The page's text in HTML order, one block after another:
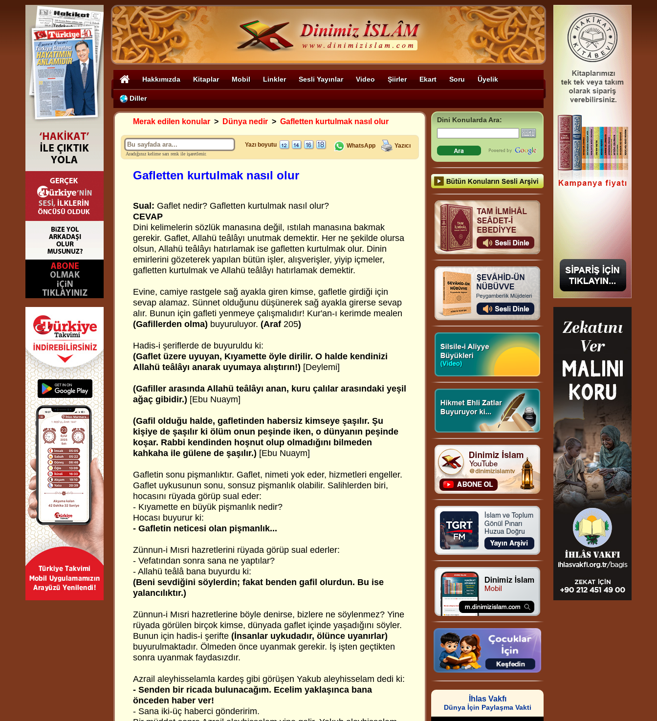
Hakkımızda Kitaplar Mobil Linkler Sesli Yayınlar Video Şiirler Ekart Soru Üyelik
Diller
Merak edilen konular > Dünya nedir > Gafletten kurtulmak nasıl olur
Aradığınız kelime sarı renk ile işaretlenir.
Yazı boyutu WhatsApp Yazıcı
Gafletten kurtulmak nasıl olur
Sual: Gaflet nedir? Gafletten kurtulmak nasıl olur?
CEVAP
Dini kelimelerin sözlük manasına değil, ıstılah manasına bakmak
gerekir. Gaflet, Allahü teâlâyı unutmak demektir. Her ne şekilde olursa
olsun, Allahü teâlâyı hatırlamak ise gafletten kurtulmak olur. Dinin
emirlerini gözeterek yapılan bütün işler, alışverişler, yiyip içmeler,
gafletten kurtulmak ve Allahü teâlâyı hatırlamak demektir.
Evine, camiye rastgele sağ ayakla giren kimse, gafletle girdiği için
sevap alamaz. Sünnet olduğunu düşünerek sağ ayakla girerse sevap
alır. Bunun için gafleti yenmeye çalışmalıdır! Kur'an-ı kerimde mealen
(Gafillerden olma) buyuruluyor. (Araf 205)
Hadis-i şeriflerde de buyuruldu ki:
(Gaflet üzere uyuyan, Kıyamette öyle dirilir. O halde kendinizi
Allahü teâlâyı anarak uyumaya alıştırın!) [Deylemi]
(Gafiller arasında Allahü teâlâyı anan, kuru çalılar arasındaki yeşil
ağaç gibidir.) [Ebu Nuaym]
(Gafil olduğu halde, gafletinden habersiz kimseye şaşılır. Şu
kişiye de şaşılır ki ölüm onun peşinde iken, o dünyanın peşinde
koşar. Rabbi kendinden hoşnut olup olmadığını bilmeden
kahkaha ile gülene de şaşılır.) [Ebu Nuaym]
Gafletin sonu pişmanlıktır. Gaflet, nimeti yok eder, hizmetleri engeller.
Gaflet uykusunun sonu, sonsuz pişmanlık olabilir. Salihlerden biri,
hocasını rüyada görüp sual eder:
- Kıyamette en büyük pişmanlık nedir?
Hocası buyurur ki:
- Gafletin neticesi olan pişmanlık...
Zünnun-i Mısri hazretlerini rüyada görüp sual ederler:
- Vefatından sonra sana ne yaptılar?
- Allahü teâlâ bana buyurdu ki:
(Beni sevdiğini söylerdin; fakat benden gafil olurdun. Bu ise
yalancılıktır.)
Zünnun-i Mısri hazretlerine böyle denirse, bizlere ne söylenmez? Yine
rüyada görülen birçok kimse, dünyada gaflet içinde yaşadığını söyler.
Bunun için hadis-i şerifte (İnsanlar uykudadır, ölünce uyanırlar)
buyurulmaktadır. Ölmeden önce uyanmak gerekir. İş işten geçtikten
sonra uyanmak faydasızdır.
Azrail aleyhisselamla kardeş gibi görüşen Yakub aleyhisselam dedi ki:
- Senden bir ricada bulunacağım. Ecelim yaklaşınca bana
önceden haber ver!
- Sana iki-üç haberci gönderirim.
Dini Konularda Ara:
İhlas Vakfı
Dünya İçin Paylaşma Vakti